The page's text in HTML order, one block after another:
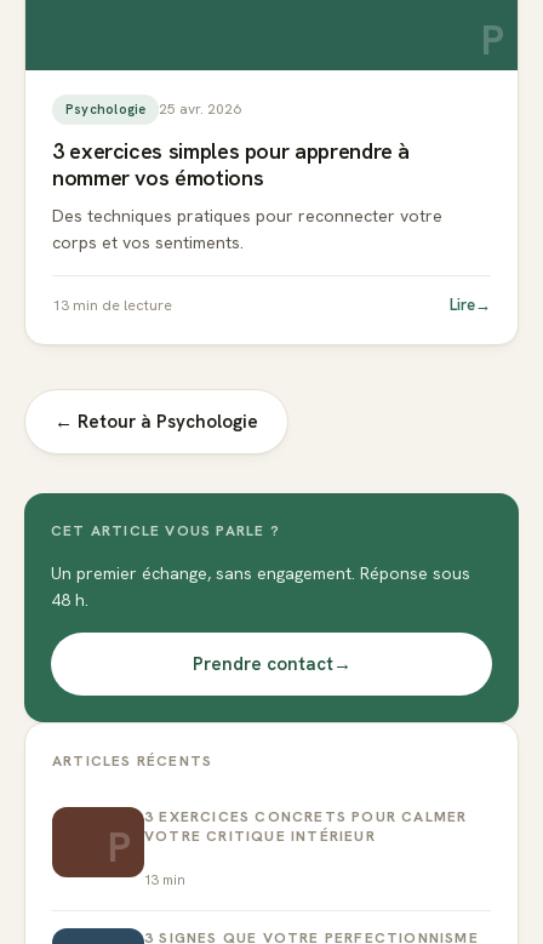
P
Psychologie 25 avr. 2026
3 exercices simples pour apprendre à
nommer vos émotions
Des techniques pratiques pour reconnecter votre
corps et vos sentiments.
13 min de lecture Lire→
← Retour à Psychologie
CET ARTICLE VOUS PARLE ?
Un premier échange, sans engagement. Réponse sous
48 h.
Prendre contact→
ARTICLES RÉCENTS
P
3 EXERCICES CONCRETS POUR CALMER
VOTRE CRITIQUE INTÉRIEUR
13 min
3 SIGNES QUE VOTRE PERFECTIONNISME